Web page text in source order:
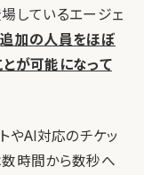
しているエージェ
追加の人員をほぼ
とが可能になって
やAI対応のチケッ
数時間から数秒へ